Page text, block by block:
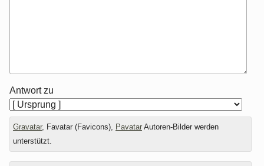
Antwort zu
Gravatar, Favatar (Favicons), PavatarAutoren-Bilder werden
unterstützt.